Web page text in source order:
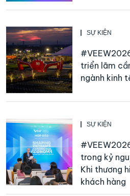
SỰ KIỆN
triển lãm
ngành kinh
SỰ KIỆN
trong kỷ
Khi thương
khách hàng